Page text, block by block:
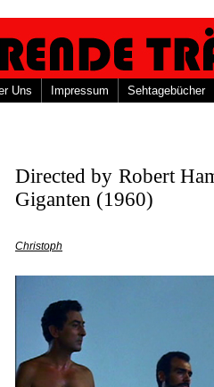
Uns Impressum Sehtagebücher
Directed by Robert
Giganten (1960)
Christoph